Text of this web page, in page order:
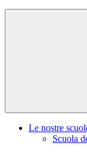
Le nostre
Scuola